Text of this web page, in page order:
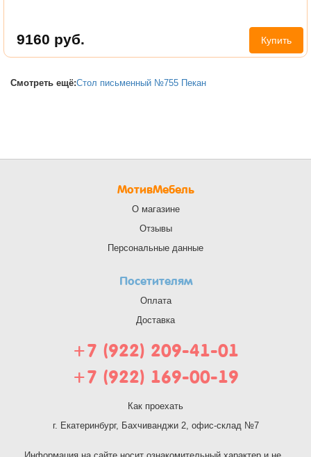
9160 руб. Купить
Смотреть ещё:Стол письменный №755 Пекан
МотивМебель
О магазине
Отзывы
Персональные данные
Посетителям
Оплата
Доставка
+7 (922) 209-41-01
+7 (922) 169-00-19
Как проехать
г. Екатеринбург, Бахчиванджи 2, офис-склад №7